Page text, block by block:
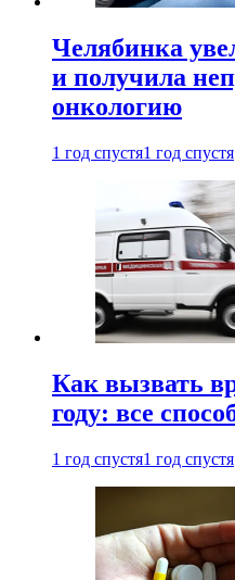
Челябинка
и получила
онкологию
1 год спустя1 год спустя
Как вызвать
году: все
1 год спустя1 год спустя